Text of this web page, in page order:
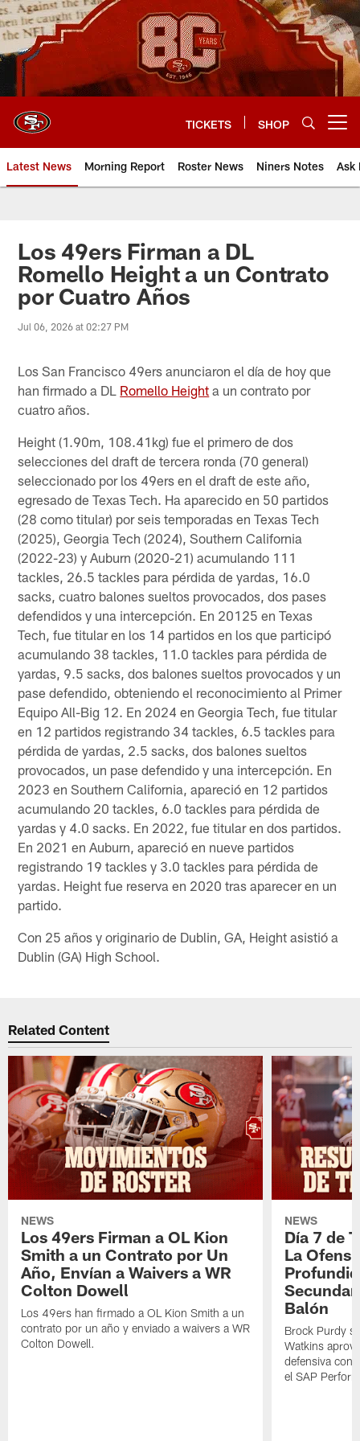
Skip
to
main
content
TICKETS SHOP
Latest News Morning Report Roster News Niners Notes Ask
Los 49ers Firman a DL
Romello Height a un Contrato
por Cuatro Años
Jul 06, 2026 at 02:27 PM
Los San Francisco 49ers anunciaron el día de hoy que
han firmado a DL Romello Height a un contrato por
cuatro años.
Height (1.90m, 108.41kg) fue el primero de dos
selecciones del draft de tercera ronda (70 general)
seleccionado por los 49ers en el draft de este año,
egresado de Texas Tech. Ha aparecido en 50 partidos
(28 como titular) por seis temporadas en Texas Tech
(2025), Georgia Tech (2024), Southern California
(2022-23) y Auburn (2020-21) acumulando 111
tackles, 26.5 tackles para pérdida de yardas, 16.0
sacks, cuatro balones sueltos provocados, dos pases
defendidos y una intercepción. En 20125 en Texas
Tech, fue titular en los 14 partidos en los que participó
acumulando 38 tackles, 11.0 tackles para pérdida de
yardas, 9.5 sacks, dos balones sueltos provocados y un
pase defendido, obteniendo el reconocimiento al Primer
Equipo All-Big 12. En 2024 en Georgia Tech, fue titular
en 12 partidos registrando 34 tackles, 6.5 tackles para
pérdida de yardas, 2.5 sacks, dos balones sueltos
provocados, un pase defendido y una intercepción. En
2023 en Southern California, apareció en 12 partidos
acumulando 20 tackles, 6.0 tackles para pérdida de
yardas y 4.0 sacks. En 2022, fue titular en dos partidos.
En 2021 en Auburn, apareció en nueve partidos
registrando 19 tackles y 3.0 tackles para pérdida de
yardas. Height fue reserva en 2020 tras aparecer en un
partido.
Con 25 años y originario de Dublin, GA, Height asistió a
Dublin (GA) High School.
Related Content
NEWS
Los 49ers Firman a OL Kion
Smith a un Contrato por Un
Año, Envían a Waivers a WR
Colton Dowell
Los 49ers han firmado a OL Kion Smith a un
contrato por un año y enviado a waivers a WR
Colton Dowell.
NEWS
Día 7 de
La
Balón
Brock Purdy
Watkins
defensiva
el SAP